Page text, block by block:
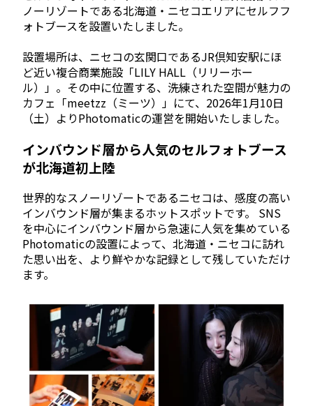
ノーリゾートである北海道・ニセコエリアにセルフフ
ォトブースを設置いたしました。
設置場所は、ニセコの玄関口であるJR倶知安駅にほ
ど近い複合商業施設「LILY HALL（リリーホー
ル）」。その中に位置する、洗練された空間が魅力の
カフェ「meetzz（ミーツ）」にて、2026年1月10日
（土）よりPhotomaticの運営を開始いたしました。
インバウンド層から人気のセルフォトブース
が北海道初上陸
世界的なスノーリゾートであるニセコは、感度の高い
インバウンド層が集まるホットスポットです。 SNS
を中心にインバウンド層から急速に人気を集めている
Photomaticの設置によって、北海道・ニセコに訪れ
た思い出を、より鮮やかな記録として残していただけ
ます。